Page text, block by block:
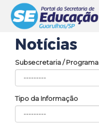
Notícias
Subsecretaria / Programa
Tipo da Informação